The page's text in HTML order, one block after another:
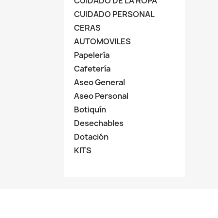
CUIDADO PERSONAL
CERAS
AUTOMOVILES
Papelería
Cafetería
Aseo General
Aseo Personal
Botiquín
Desechables
Dotación
KITS